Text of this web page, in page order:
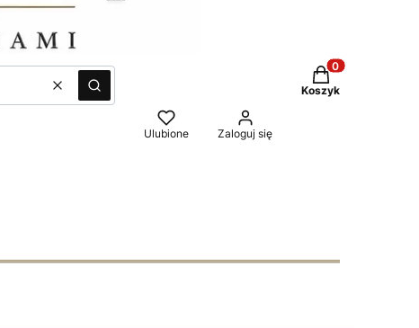
WyczyśćSzukaj
Ulubione Zaloguj się
Produkty w
Koszyk